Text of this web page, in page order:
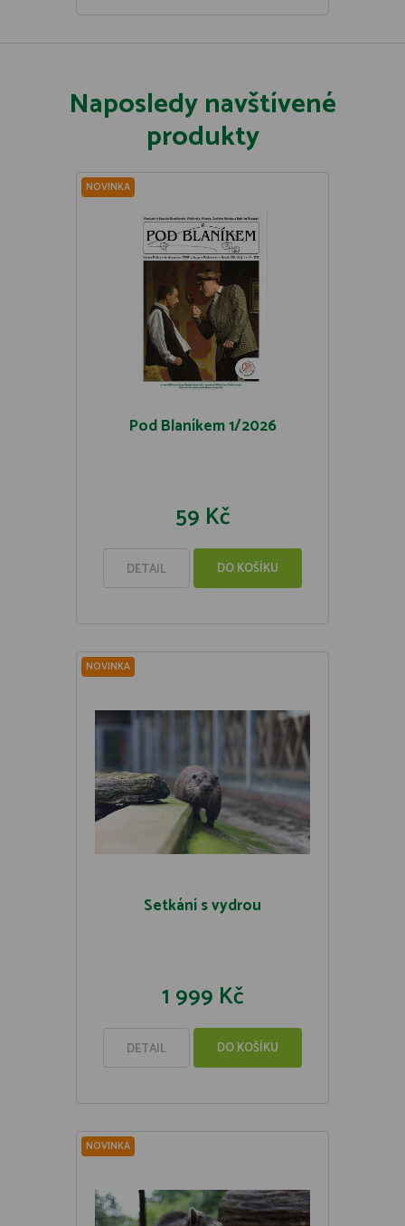
Naposledy navštívené
produkty
NOVINKA
Pod Blaníkem 1/2026
59 Kč
DETAIL DO KOŠÍKU
NOVINKA
Setkání s vydrou
1 999 Kč
DETAIL DO KOŠÍKU
NOVINKA